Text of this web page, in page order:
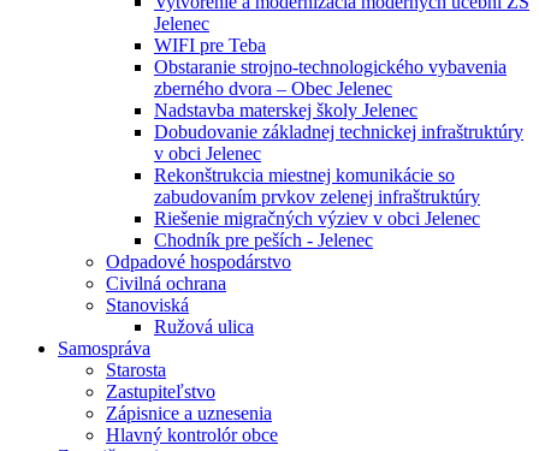
Jelenec
WIFI pre Teba
Obstaranie strojno-technologického vybavenia
zberného dvora – Obec Jelenec
Nadstavba materskej školy Jelenec
Dobudovanie základnej technickej infraštruktúry
v obci Jelenec
Rekonštrukcia miestnej komunikácie so
zabudovaním prvkov zelenej infraštruktúry
Riešenie migračných výziev v obci Jelenec
Chodník pre peších - Jelenec
Odpadové hospodárstvo
Civilná ochrana
Stanoviská
Ružová ulica
Samospráva
Starosta
Zastupiteľstvo
Zápisnice a uznesenia
Hlavný kontrolór obce